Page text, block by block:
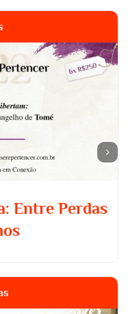
Entre Perdas